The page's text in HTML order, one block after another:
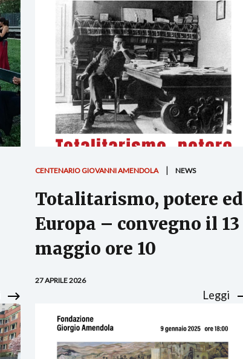
CENTENARIO GIOVANNI AMENDOLA NEWS
Totalitarismo, potere ed
Europa – convegno il 13
maggio ore 10
27 APRILE 2026
Leggi